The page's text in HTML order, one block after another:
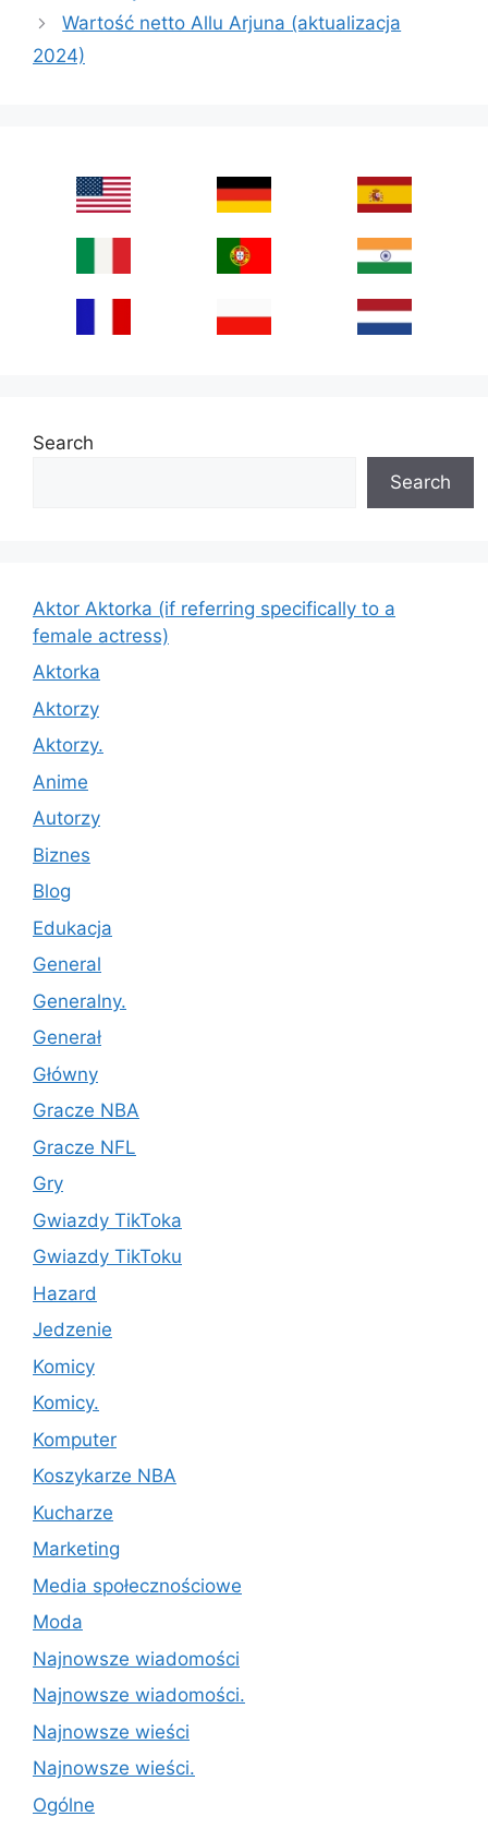
Wartość netto Allu Arjuna (aktualizacja
2024)
Search
Search
Aktor Aktorka (if referring specifically to a
female actress)
Aktorka
Aktorzy
Aktorzy.
Anime
Autorzy
Biznes
Blog
Edukacja
General
Generalny.
Generał
Główny
Gracze NBA
Gracze NFL
Gry
Gwiazdy TikToka
Gwiazdy TikToku
Hazard
Jedzenie
Komicy
Komicy.
Komputer
Koszykarze NBA
Kucharze
Marketing
Media społecznościowe
Moda
Najnowsze wiadomości
Najnowsze wiadomości.
Najnowsze wieści
Najnowsze wieści.
Ogólne